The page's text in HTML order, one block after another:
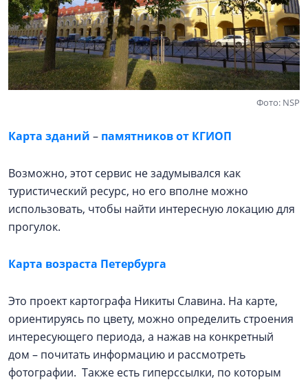
Фото: NSP
Карта зданий – памятников от КГИОП
Возможно, этот сервис не задумывался как
туристический ресурс, но его вполне можно
использовать, чтобы найти интересную локацию для
прогулок.
Карта возраста Петербурга
Это проект картографа Никиты Славина. На карте,
ориентируясь по цвету, можно определить строения
интересующего периода, а нажав на конкретный
дом – почитать информацию и рассмотреть
фотографии. Также есть гиперссылки, по которым